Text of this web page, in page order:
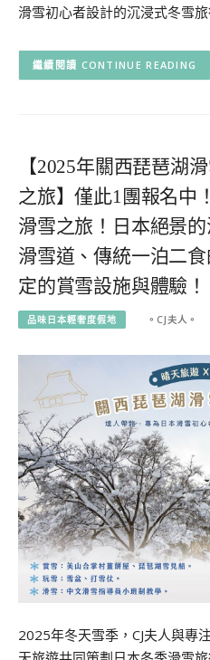
滑雪初心者設計的沉浸式冬雪
CONTINUE READING
【2025年關西琵琶湖
之旅】僅此1團報名中
滑雪之旅！日本絕景
滑雪道、傳統一泊二
定的賞雪設施與體驗！
品味日本輕奢度假地 。CJ夫人。
2025年冬天雪季，CJ夫人與專